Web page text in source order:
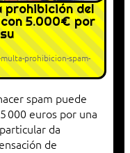
prohibición del
5.000€ por
prohibicion-spam-
spam puede
000 euros por una
da
de